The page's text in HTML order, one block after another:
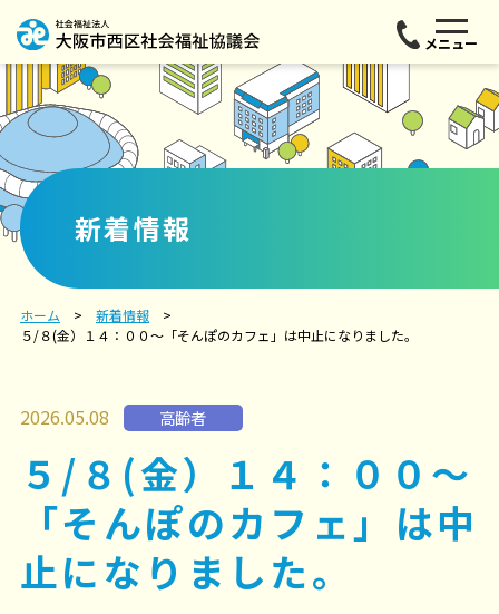
メニュー
新着情報
ホーム
新着情報
５/８(金）１４：００～「そんぽのカフェ」は中止になりました。
2026.05.08 高齢者
５/８(金）１４：００～
「そんぽのカフェ」は中
止になりました。